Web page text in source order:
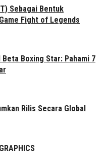
Sebagai Bentuk
Fight of Legends
Boxing Star: Pahami 7
Rilis Secara Global
GRAPHICS